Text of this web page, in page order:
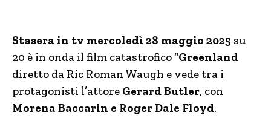
Stasera in tv mercoledì 28 maggio 2025 su
20 è in onda il film catastrofico “Greenland
diretto da Ric Roman Waugh e vede tra i
protagonisti l’attore Gerard Butler, con
Morena Baccarin e Roger Dale Floyd.